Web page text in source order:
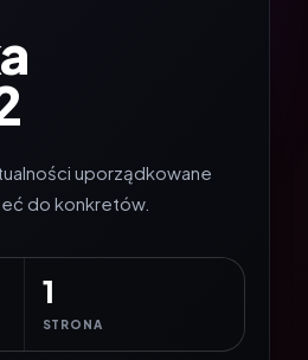
uporządkowane
do konkretów.
1
STRONA